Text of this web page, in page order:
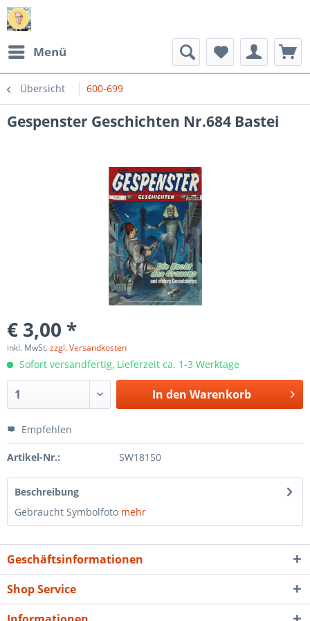
Menü
Übersicht 600-699
Gespenster Geschichten Nr.684 Bastei
€ 3,00 *
inkl. MwSt.zzgl. Versandkosten
Sofort versandfertig, Lieferzeit ca. 1-3 Werktage
In den Warenkorb
Empfehlen
Artikel-Nr.: SW18150
Beschreibung
Gebraucht Symbolfoto mehr
Geschäftsinformationen
Shop Service